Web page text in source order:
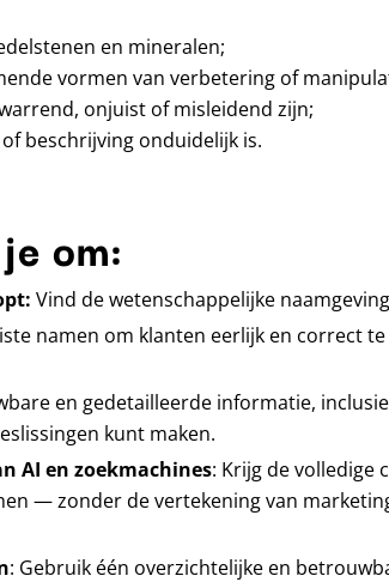
en mineralen;
vormen van verbetering of
onjuist of misleidend zijn;
beschrijving onduidelijk is.
om:
Vind de wetenschappelijke
namen om klanten eerlijk en correct
en gedetailleerde informatie,
kunt maken.
AI en zoekmachines: Krijg de volledige
— zonder de vertekening van
: Gebruik één overzichtelijke en